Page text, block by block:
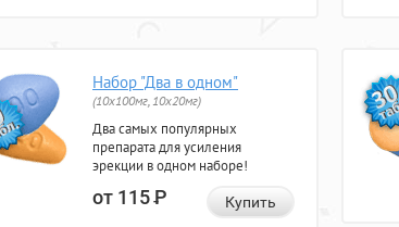
Набор "Два в одном"
(10x100мг, 10x20мг)
Два самых популярных
препарата для усиления
эрекции в одном наборе!
от 115Р Купить